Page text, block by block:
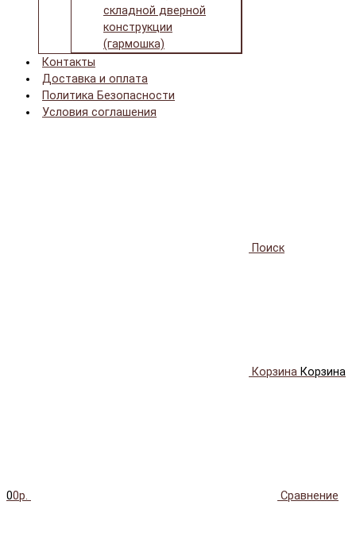
складной дверной
конструкции
(гармошка)
Контакты
Доставка и оплата
Политика Безопасности
Условия соглашения
Поиск
Корзина Корзина
00р. Сравнение